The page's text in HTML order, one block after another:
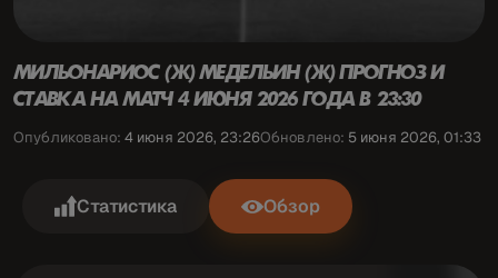
МИЛЬОНАРИОС (Ж) МЕДЕЛЬИН (Ж) ПРОГНОЗИ
СТАВКА НА МАТЧ 4 ИЮНЯ 2026 ГОДА В 23:30
Опубликовано: 4 июня 2026, 23:26Обновлено: 5 июня 2026, 01:33
Статистика Обзор